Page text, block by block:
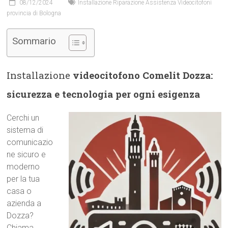
08/12/2024
Installazione Riparazione Assistenza Videocitofoni
provincia di Bologna
Sommario
Installazione videocitofono Comelit Dozza:
sicurezza e tecnologia per ogni esigenza
Cerchi un
sistema di
comunicazio
ne sicuro e
moderno
per la tua
casa o
azienda a
Dozza?